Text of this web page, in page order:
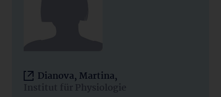
Dianova, Martina,
Institut für Physiologie